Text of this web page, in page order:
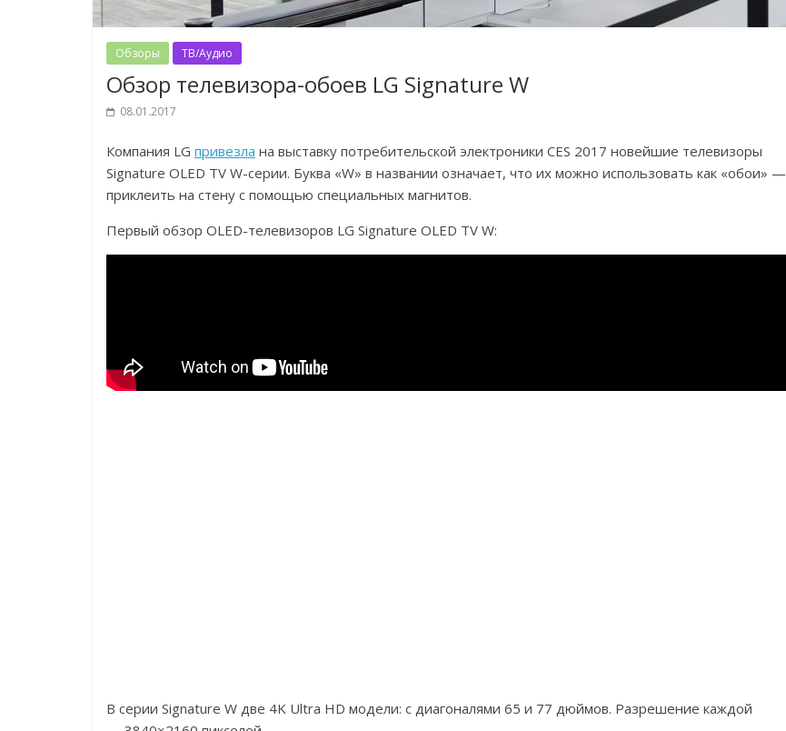
Обзоры ТВ/Аудио
Обзор телевизора-обоев LG Signature W
08.01.2017
Компания LG привезла на выставку потребительской электроники CES 2017 новейшие телевизоры
Signature OLED TV W-серии. Буква «W» в названии означает, что их можно использовать как «обои» —
приклеить на стену с помощью специальных магнитов.
Первый обзор OLED-телевизоров LG Signature OLED TV W:
В серии Signature W две 4K Ultra HD модели: с диагоналями 65 и 77 дюймов. Разрешение каждой